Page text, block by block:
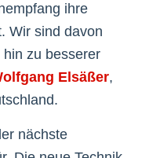
ihre
Wir sind davon
zu besserer
Elsäßer,
nächste